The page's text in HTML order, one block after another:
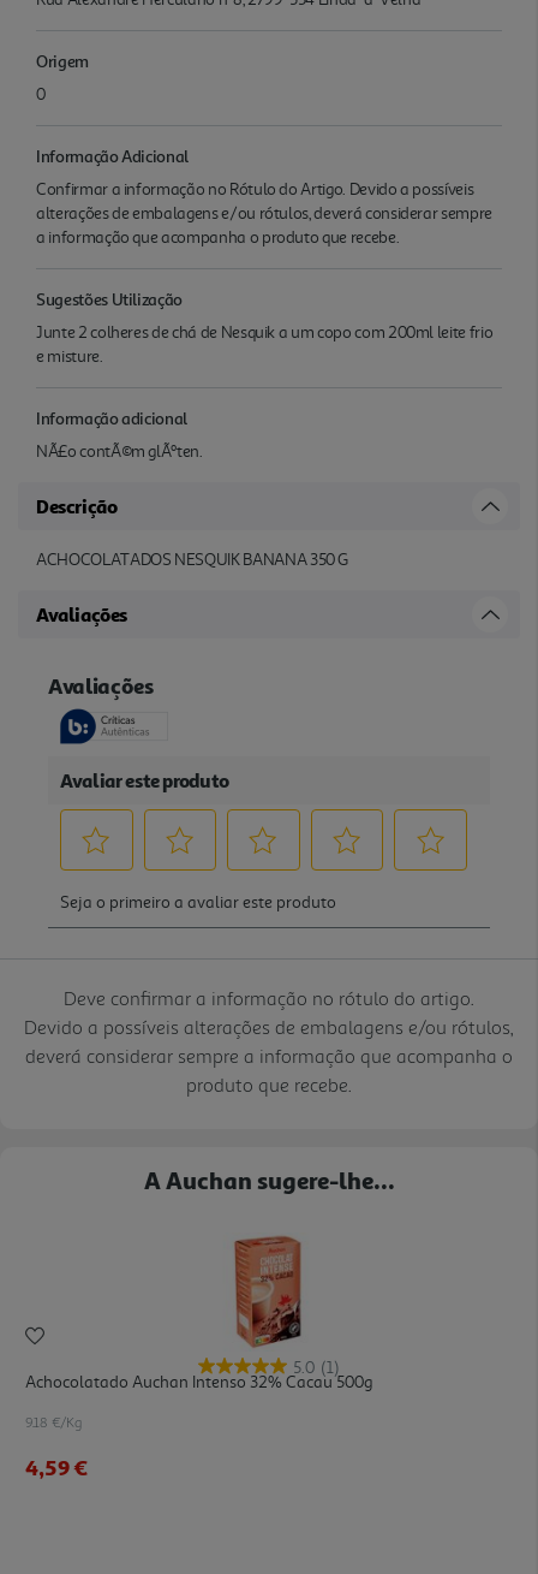
Origem
0
Informação Adicional
Confirmar a informação no Rótulo do Artigo. Devido a possíveis
alterações de embalagens e/ou rótulos, deverá considerar sempre
a informação que acompanha o produto que recebe.
Sugestões Utilização
Junte 2 colheres de chá de Nesquik a um copo com 200ml leite frio
e misture.
Informação adicional
NÃ£o contÃ©m glÃºten.
Descrição
ACHOCOLATADOS NESQUIK BANANA 350 G
Avaliações
Deve confirmar a informação no rótulo do artigo.
Devido a possíveis alterações de embalagens e/ou rótulos,
deverá considerar sempre a informação que acompanha o
produto que recebe.
A Auchan sugere-lhe...
5.0 (1)
Achocolatado Auchan Intenso 32% Cacau 500g
9.18 €/Kg
4,59 €